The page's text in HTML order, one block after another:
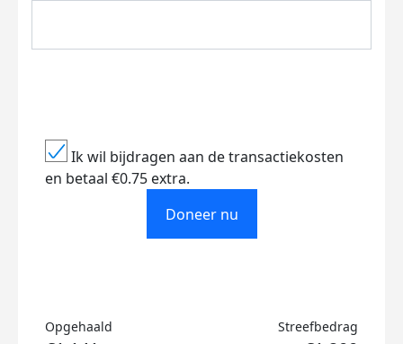
Ik wil bijdragen aan de transactiekosten
en betaal €0.75 extra.
Doneer nu
Opgehaald Streefbedrag